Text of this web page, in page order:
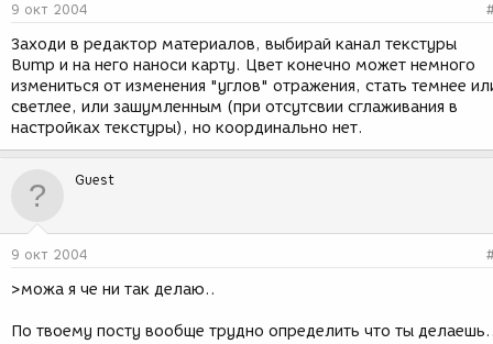
9 окт 2004
Заходи в редактор материалов, выбирай канал текстуры
Bump и на него наноси карту. Цвет конечно может немного
измениться от изменения "углов" отражения, стать темнее
светлее, или зашумленным (при отсутсвии сглаживания в
настройках текстуры), но координально нет.
Guest
9 окт 2004
>можа я че ни так делаю..
По твоему посту вообще трудно определить что ты